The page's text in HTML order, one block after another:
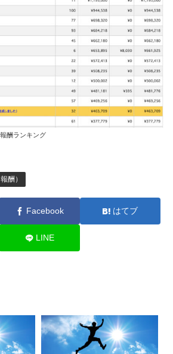
酬ランキング
酬）
Facebook はてブ
LINE